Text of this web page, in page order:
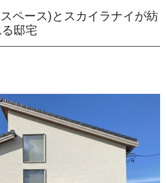
ペース)とスカイラナイが紡
邸宅